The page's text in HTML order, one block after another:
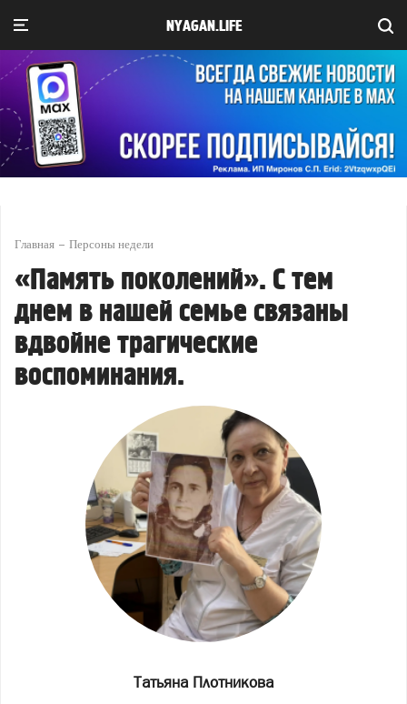
NYAGAN.LIFE
Главная Персоны недели
«Память поколений». С тем
днем в нашей семье связаны
вдвойне трагические
воспоминания.
Татьяна Плотникова